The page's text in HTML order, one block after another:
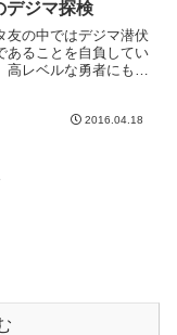
デジマ探検
友の中ではデジマ潜伏
あることを自負してい
高レベルな勇者にもな
れ」で会話が成立する
2016.04.18